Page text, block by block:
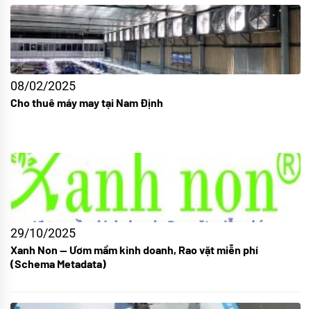
08/02/2025
Cho thuê máy may tại Nam Định
29/10/2025
Xanh Non — Ươm mầm kinh doanh, Rao vặt miễn phí
(Schema Metadata)